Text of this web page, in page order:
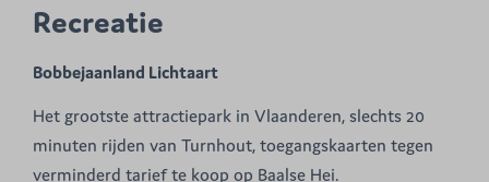
Recreatie
Bobbejaanland Lichtaart
Het grootste attractiepark in Vlaanderen, slechts 20
minuten rijden van Turnhout, toegangskaarten tegen
verminderd tarief te koop op Baalse Hei.